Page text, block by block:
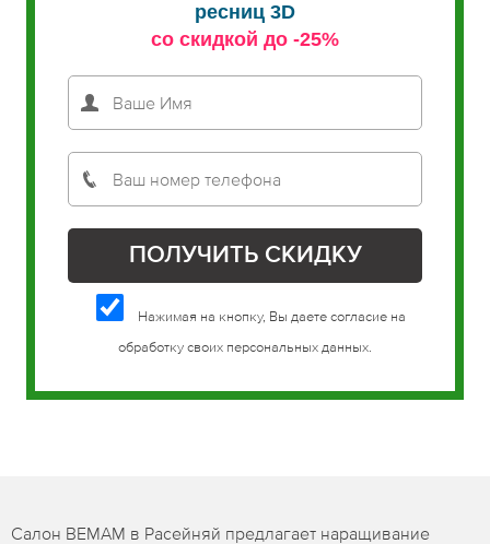
ресниц 3D
со скидкой до -25%
Нажимая на кнопку, Вы даете согласие на
обработку своих персональных данных.
Салон BEMAM в Расейняй предлагает наращивание